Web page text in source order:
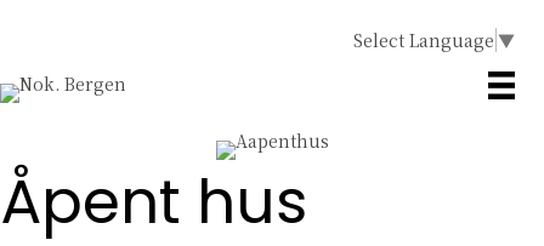
Select Language ▼
Åpent hus